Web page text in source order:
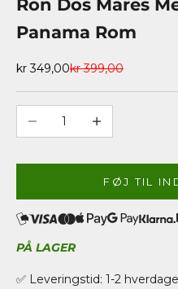
Ron Dos Mares
Panama Rom
Salgspris
kr 349,00Normalpris
kr 399,00
Sænk antal Øg antal
FØJ TIL
PÅ LAGER
✅ Leveringstid: 1-2 hverdage